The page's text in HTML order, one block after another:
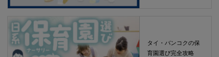
タイ・バンコクの保
育園選び完全攻略